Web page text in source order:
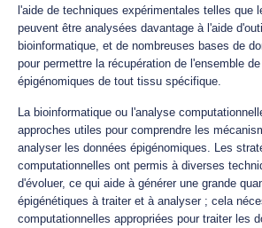
l'aide de techniques expérimentales telles que
peuvent être analysées davantage à l'aide
bioinformatique, et de nombreuses bases de
pour permettre la récupération de l'ensemble
épigénomiques de tout tissu spécifique.
La bioinformatique ou l'analyse
approches utiles pour comprendre les
analyser les données épigénomiques. Les
computationnelles ont permis à diverses
d'évoluer, ce qui aide à générer une grande
épigénétiques à traiter et à analyser ; cela
computationnelles appropriées pour traiter les